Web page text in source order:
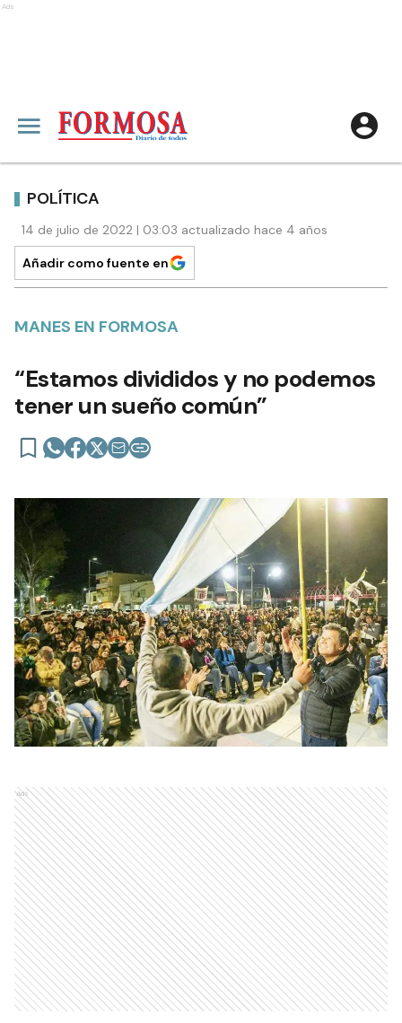
Ads
POLÍTICA
14 de julio de 2022 | 03:03 actualizado hace 4 años
Añadir como fuente en
MANES EN FORMOSA
“Estamos divididos y no podemos
tener un sueño común”
Ads